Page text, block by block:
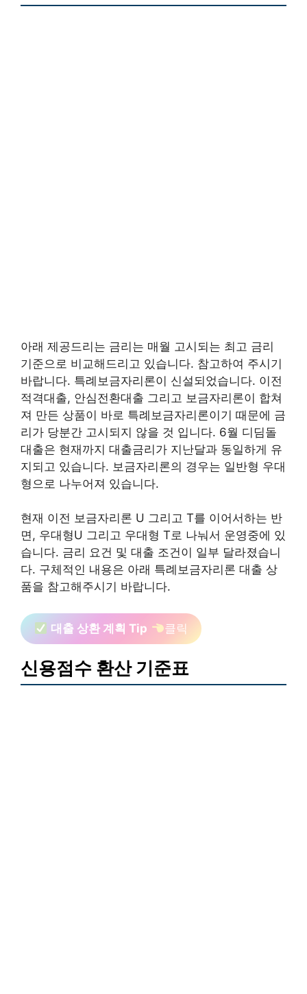
아래 제공드리는 금리는 매월 고시되는 최고 금리
기준으로 비교해드리고 있습니다. 참고하여 주시기
바랍니다. 특례보금자리론이 신설되었습니다. 이전
적격대출, 안심전환대출 그리고 보금자리론이 합쳐
져 만든 상품이 바로 특례보금자리론이기 때문에 금
리가 당분간 고시되지 않을 것 입니다. 6월 디딤돌
대출은 현재까지 대출금리가 지난달과 동일하게 유
지되고 있습니다. 보금자리론의 경우는 일반형 우대
형으로 나누어져 있습니다.
현재 이전 보금자리론 U 그리고 T를 이어서하는 반
면, 우대형U 그리고 우대형 T로 나눠서 운영중에 있
습니다. 금리 요건 및 대출 조건이 일부 달라졌습니
다. 구체적인 내용은 아래 특례보금자리론 대출 상
품을 참고해주시기 바랍니다.
대출 상환 계획 Tip 클릭
신용점수 환산 기준표